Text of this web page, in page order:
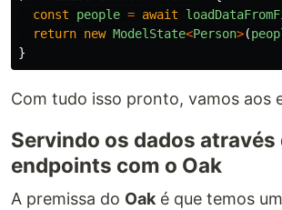
const
people = await
return new ModelState<Person>(
}
Com tudo isso pronto, vamos aos
Servindo os dados através
endpoints com o Oak
A premissa do Oak é que temos